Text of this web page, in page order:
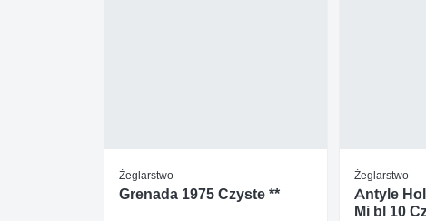
Żeglarstwo
Grenada 1975 Czyste **
Żeglarstwo
Antyle
Mi bl 10